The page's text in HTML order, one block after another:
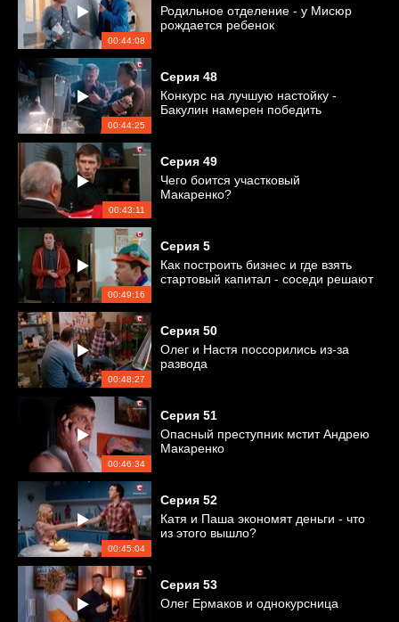
00:44:08
Родильное отделение - у Мисюр
рождается ребенок
00:44:25
Серия 48
Конкурс на лучшую настойку -
Бакулин намерен победить
00:43:11
Серия 49
Чего боится участковый
Макаренко?
00:49:16
Серия 5
Как построить бизнес и где взять
стартовый капитал - соседи решают
00:48:27
Серия 50
Олег и Настя поссорились из-за
развода
00:46:34
Серия 51
Опасный преступник мстит Андрею
Макаренко
00:45:04
Серия 52
Катя и Паша экономят деньги - что
из этого вышло?
Серия 53
Олег Ермаков и однокурсница